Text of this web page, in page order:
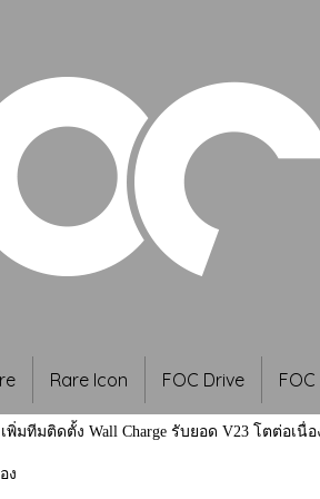
Rare Icon FOC Drive FOC
เพิ่มทีมติดตั้ง Wall Charge รับยอด V23 โตต่อเนื่อ
ง